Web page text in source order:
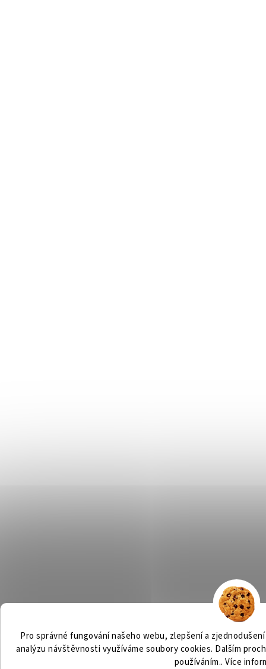
Pro správné fungování našeho webu, zlepšení a
analýzu návštěvnosti využíváme soubory cookies. Dalším
používáním.. Více